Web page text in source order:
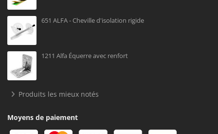
651 ALFA - Cheville d'isolation rigide
1211 Alfa Équerre avec renfort
Produits les mieux notés
Moyens de paiement